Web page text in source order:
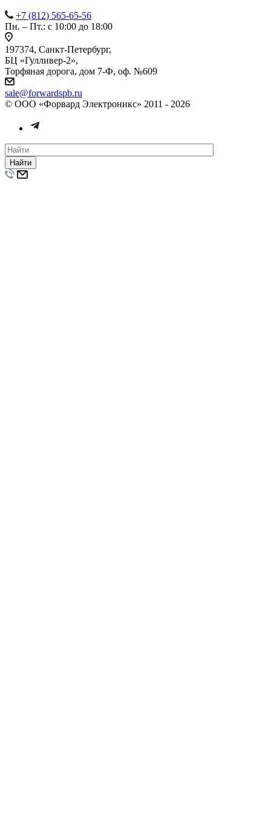
+7 (812) 565-65-56
Пн. – Пт.: с 10:00 до 18:00
197374, Санкт-Петербург,
БЦ «Гулливер-2»,
Торфяная дорога, дом 7-Ф, оф. №609
sale@forwardspb.ru
© ООО «Форвард Электроникс» 2011 - 2026
Найти